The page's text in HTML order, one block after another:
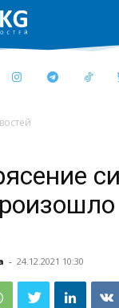
- 24.12.2021 10:30